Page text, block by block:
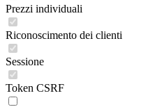
Prezzi individuali
Riconoscimento dei clienti
Sessione
Token CSRF